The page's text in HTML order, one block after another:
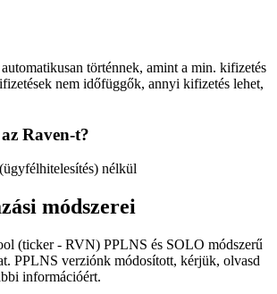
történnek, amint a min. kifizetés
nem időfüggők, annyi kifizetés lehet,
Raven-t?
nélkül
módszerei
(ticker - RVN) PPLNS és SOLO módszerű
PPLNS verziónk módosított, kérjük, olvasd
információért.